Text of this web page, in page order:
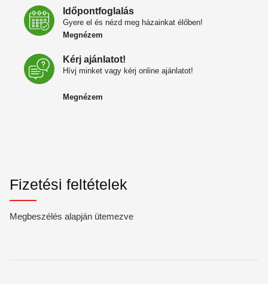
Időpontfoglalás
Gyere el és nézd meg házainkat élőben!
Megnézem
Kérj ajánlatot!
Hívj minket vagy kérj online ajánlatot!
Megnézem
Fizetési feltételek
Megbeszélés alapján ütemezve